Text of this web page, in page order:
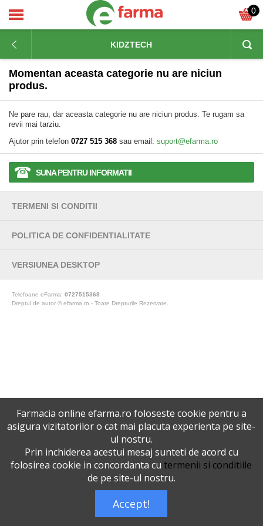
0
KIDZTECH
Momentan aceasta categorie nu are niciun
produs.
Ne pare rau, dar aceasta categorie nu are niciun produs. Te rugam sa
revii mai tarziu.
Ajutor prin telefon 0727 515 368 sau email: suport@efarma.ro
SUNA PENTRU INFORMATII
TERMENI SI CONDITII
POLITICA DE CONFIDENTIALITATE
VERSIUNEA DESKTOP
Telefoane eFarma: 0727515368
Dreptul de autor © efarma.ro - Toate Drepturile Rezervate.
Farmacia online efarma.ro foloseste cookie pentru a
asigura vizitatorilor o cat mai placuta experienta pe site-
ul nostru.
Prin inchiderea acestui mesaj sunteti de acord cu
folosirea cookie in concordanta cu termenii si conditiile
de pe site-ul nostru.
Accept!